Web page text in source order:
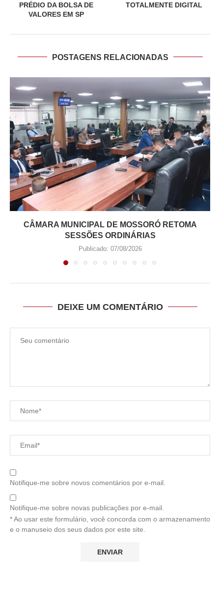
PRÉDIO DA BOLSA DE
VALORES EM SP
TOTALMENTE DIGITAL
POSTAGENS RELACIONADAS
CÂMARA MUNICIPAL DE MOSSORÓ RETOMA
SESSÕES ORDINÁRIAS
Publicado: 07/08/2026
DEIXE UM COMENTÁRIO
Notifique-me sobre novos comentários por e-mail.
Notifique-me sobre novas publicações por e-mail.
* Ao usar este formulário, você concorda com o armazenamento
e o manuseio dos seus dados por este site.